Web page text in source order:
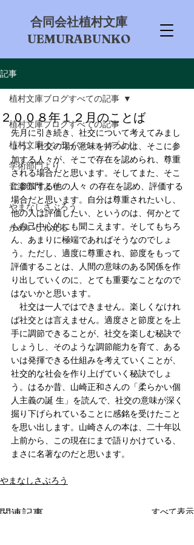
​合同会社植村文庫
UEMURABUNKO
記事
植村文庫ブログすべての記事
植村文庫オンラインショップより
学術部門より
音楽部門より
やまなしさぶろう
かめいしわたる
植村文庫ブログすべての記事
２００８年１２月のことば
先月に引き続き、社交について考えてみまし
ょう。社交の場が意味を持つのは、そこに参
加する人々が、そこで存在を認められ、尊重
される場合だと思います。そしてまた、そこ
に参加する他の人々 の存在を認め、評価する
場合だと思います。自分は尊重されたいし、
他の人は評価したい、というのは、何かとて
も自己中心的にも聞こえます。そしてもちろ
ん、あまりに極端であればそうなのでしょ
う。ただし、適度に尊重され、節度をもって
評価することは、人間の意味のある関係を作
り出していくのに、とても重要なことなので
はないかと思います。
社交は一人ではできません。楽しくなけれ
ば社交とは言えません。適度さと節度とを上
手に調節できることが、社交を楽しむ秘訣で
しょうし、そのような調節能力を育て、ある
いは発揮できる仕組みを考えていくことが、
社交的な社会を作り上げていく秘訣でしょ
う。はるか昔、山崎正和さんの「柔らかい個
人主義の誕 生」を読んで、社交の意味が深く
掘り下げられていることに感銘を受けたこと
を思い出します。山崎さんの本は、二十年以
上前から、この現在にまで語りかけている、
まさに名著なのだと思います。
やまなしさぶろう
関連記事 すべて表示